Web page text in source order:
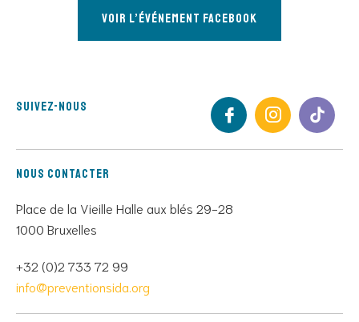
Voir l’événement facebook
Suivez-nous
Nous contacter
Place de la Vieille Halle aux blés 29-28
1000 Bruxelles
+32 (0)2 733 72 99
info@preventionsida.org